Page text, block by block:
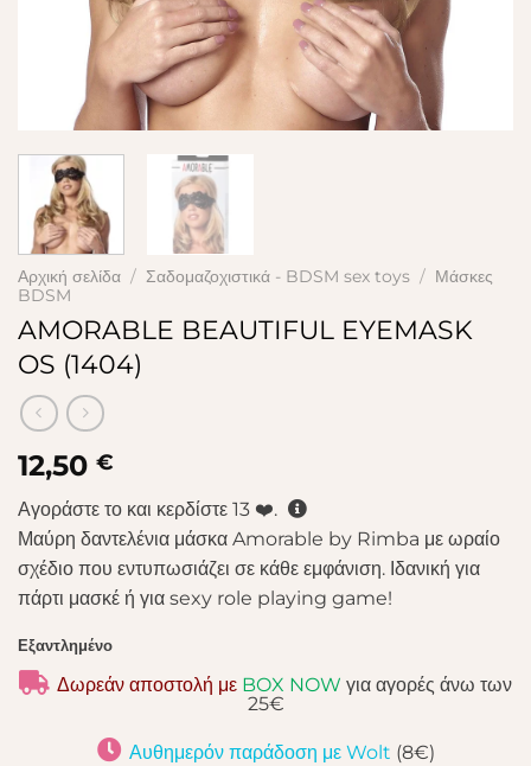
Αρχική σελίδα / Σαδομαζοχιστικά - BDSM sex toys / Μάσκες
BDSM
AMORABLE BEAUTIFUL EYEMASK
OS (1404)
12,50 €
Αγοράστε το και κερδίστε 13 ❤️.
Μαύρη δαντελένια μάσκα Amorable by Rimba με ωραίο
σχέδιο που εντυπωσιάζει σε κάθε εμφάνιση. Ιδανική για
πάρτι μασκέ ή για sexy role playing game!
Εξαντλημένο
Δωρεάν αποστολή με BOX NOW για αγορές άνω των
25€
Αυθημερόν παράδοση με Wolt (8€)